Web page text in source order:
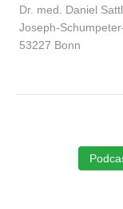
Dr. med. Daniel
Joseph-
53227 Bonn